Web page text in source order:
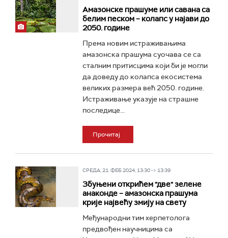
Амазонске прашуме или савана са
белим песком – колапс у најави до
2050. године
Према новим истраживањима
амазонска прашума суочава се са
сталним притисцима који би је могли
да доведу до колапса екосистема
великих размера већ 2050. године.
Истраживање указује на страшне
последице...
Прочитај
СРЕДА, 21. ФЕБ 2024, 13:30 -> 13:39
Збуњени открићем "две" зелене
анаконде – амазонска прашума
крије највећу змију на свету
Међународни тим херпетолога
предвођен научницима са